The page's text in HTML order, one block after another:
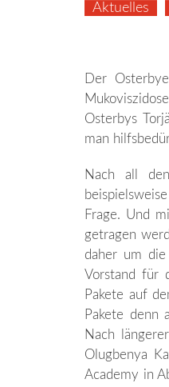
Aktuelles
Der
Osterbys
man
Nach all
Frage. Und
getragen
daher um
Vorstand für
Pakete auf
Pakete denn
Nach
Olugbenya
Academy in